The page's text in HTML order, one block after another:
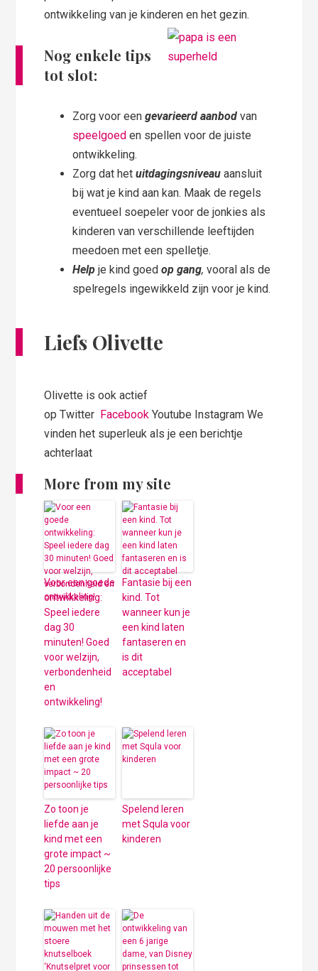
ontwikkeling van je kinderen en het gezin.
Nog enkele tips
tot slot:
Zorg voor eengevarieerd aanbod van
speelgoed en spellen voor de juiste
ontwikkeling.
Zorg dat hetuitdagingsniveau aansluit
bij wat je kind aan kan. Maak de regels
eventueel soepeler voor de jonkies als
kinderen van verschillende leeftijden
meedoen met een spelletje.
Help je kind goedop gang, vooral als de
spelregels ingewikkeld zijn voor je kind.
Liefs Olivette
Olivette is ook actief
op Twitter Facebook Youtube Instagram We
vinden het superleuk als je een berichtje
achterlaat
More from my site
Voor een goede
ontwikkeling:
Speel iedere
dag 30
minuten! Goed
voor welzijn,
verbondenheid
en
ontwikkeling!
Fantasie bij een
kind. Tot
wanneer kun je
een kind laten
fantaseren en
is dit
acceptabel
Zo toon je
liefde aan je
kind met een
grote impact ~
20 persoonlijke
tips
Spelend leren
met Squla voor
kinderen